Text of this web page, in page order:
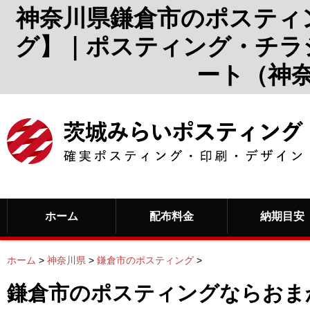
神奈川県鎌倉市のポステ
グ】｜ポスティング・チ
ート（神
ホーム 配布料金 納期目安
ホーム > 神奈川県 > 鎌倉市のポスティング >
鎌倉市のポスティングならお